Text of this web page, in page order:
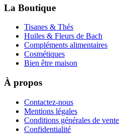
La Boutique
Tisanes & Thés
Huiles & Fleurs de Bach
Compléments alimentaires
Cosmétiques
Bien être maison
À propos
Contactez-nous
Mentions légales
Conditions générales de vente
Confidentialité